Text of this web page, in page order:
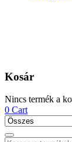
Kosár
Nincs termék a
0 Cart